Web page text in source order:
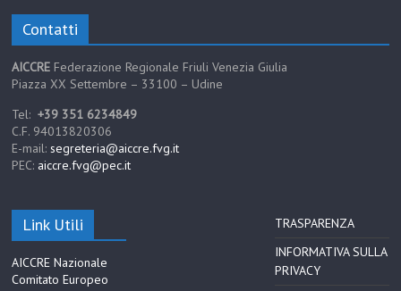
Contatti
AICCRE Federazione Regionale Friuli Venezia Giulia
Piazza XX Settembre – 33100 – Udine
Tel:+39 351 6234849
C.F. 94013820306
E-mail:segreteria@aiccre.fvg.it
PEC: aiccre.fvg@pec.it
Link Utili
AICCRE Nazionale
Comitato Europeo
TRASPARENZA
INFORMATIVA SULLA
PRIVACY